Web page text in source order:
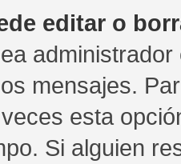
editar o
mensajes.
esta
Si alguien